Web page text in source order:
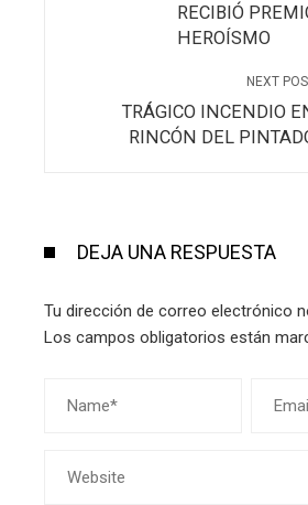
RECIBIÓ
HEROÍSMO
NEXT
TRÁGICO INCENDIO
RINCÓN DEL
DEJA UNA RESPUESTA
Tu dirección de correo electrónico
Los campos obligatorios están